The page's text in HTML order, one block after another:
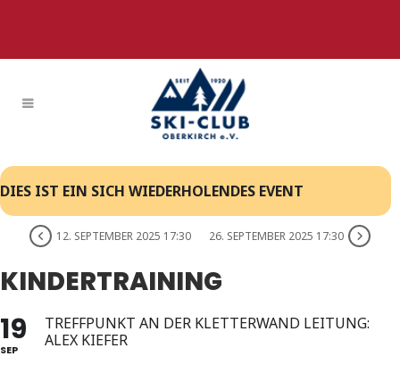
DIES IST EIN SICH WIEDERHOLENDES EVENT
12. SEPTEMBER 2025 17:30 26. SEPTEMBER 2025 17:30
KINDERTRAINING
19
SEP
TREFFPUNKT AN DER KLETTERWAND LEITUNG:
ALEX KIEFER